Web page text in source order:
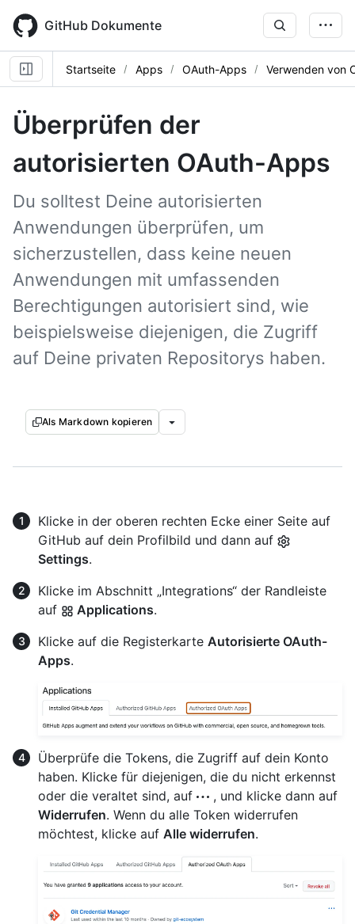
main
content
GitHub Dokumente
Startseite Apps OAuth-Apps Verwenden von
Überprüfen der
autorisierten OAuth-Apps
Du solltest Deine autorisierten
Anwendungen überprüfen, um
sicherzustellen, dass keine neuen
Anwendungen mit umfassenden
Berechtigungen autorisiert sind, wie
beispielsweise diejenigen, die Zugriff
auf Deine privaten Repositorys haben.
Als Markdown kopieren
Klicke in der oberen rechten Ecke einer Seite auf
GitHub auf dein Profilbild und dann auf
Settings.
Klicke im Abschnitt „Integrations“ der Randleiste
auf
Applications.
Klicke auf die Registerkarte Autorisierte OAuth-
Apps.
Überprüfe die Tokens, die Zugriff auf dein Konto
haben. Klicke für diejenigen, die du nicht erkennst
oder die veraltet sind, auf
, und klicke dann auf
Widerrufen. Wenn du alle Token widerrufen
möchtest, klicke auf Alle widerrufen.